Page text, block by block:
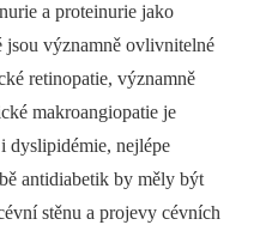
a proteinurie jako
jsou významně ovlivnitelné
retinopatie, významně
makroangiopatie je
dyslipidémie, nejlépe
antidiabetik by měly být
stěnu a projevy cévních